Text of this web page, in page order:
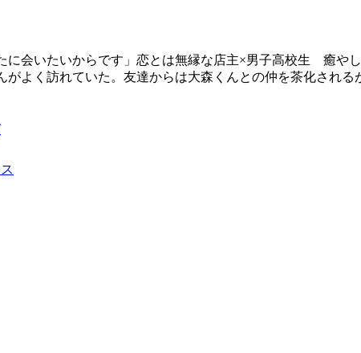
に会いたいからです」恋とは無縁な店主×男子高校生 癒や
がよく訪れていた。友達からは大森くんとの仲を茶化され